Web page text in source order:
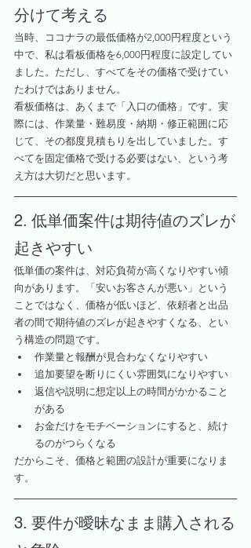
分けて考える
当時、ココナラの最低価格が2,000円程度という
中で、私は看板価格を6,000円程度に設定してい
ました。ただし、すべてをその価格で受けてい
たわけではありません。
看板価格は、あくまで「入口の価格」です。実
際には、作業量・難易度・納期・修正範囲に応
じて、その都度見積もりを出していました。す
べてを固定価格で受ける必要はない、という考
え方は大切だと思います。
2. 低単価案件は期待値のズレが
起きやすい
低単価の案件は、対応負荷が高くなりやすい傾
向があります。「安いお客さんが悪い」という
ことではなく、価格が低いほど、依頼者と出品
者の間で期待値のズレが起きやすくなる、とい
う構造の問題です。
作業量と報酬が見合わなくなりやすい
追加要望を断りにくい雰囲気になりやすい
返信や説明に想定以上の時間がかかること
がある
お金だけをモチベーションにすると、続け
るのがつらくなる
だからこそ、価格と範囲の設計が重要になりま
す。
3. 要件が曖昧なまま購入される